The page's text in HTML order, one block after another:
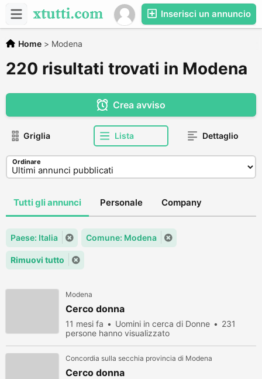
Inserisci un annuncio
Home > Modena
220 risultati trovati in Modena
Crea avviso
Griglia Lista Dettaglio
Ordinare
Tutti gli annunci Personale Company
Paese: Italia Comune: Modena
Rimuovi tutto
Modena
Cerco donna
11 mesi fa Uomini in cerca di Donne
231
persone hanno visualizzato
Concordia sulla secchia provincia di Modena
Cerco donna